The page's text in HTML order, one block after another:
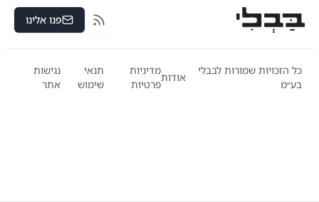
RSS פנו אלינו
כל הזכויות שמורות לבבלי
בע״מ
אודות
מדיניות
פרטיות
תנאי
שימוש
נגישות
אתר